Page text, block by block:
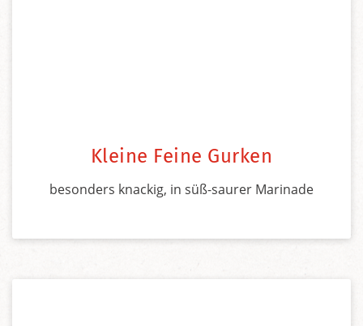
Kleine Feine Gurken
besonders knackig, in süß-saurer Marinade